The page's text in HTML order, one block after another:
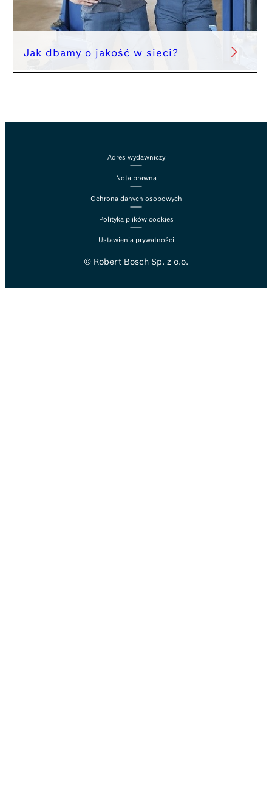
Jak dbamy o jakość w sieci?
Adres wydawniczy
Nota prawna
Ochrona danych osobowych
Polityka plików cookies
Ustawienia prywatności
© Robert Bosch Sp. z o.o.